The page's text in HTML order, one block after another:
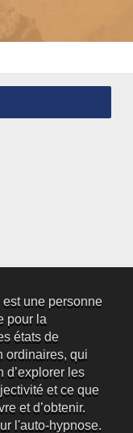
une personne
pour la
états de
ordinaires, qui
d’explorer les
et ce que
et d’obtenir.
l'auto-hypnose.